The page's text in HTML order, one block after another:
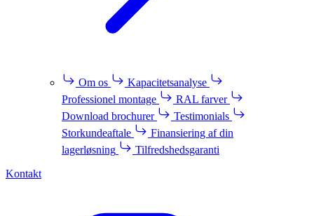
Om os
Kapacitetsanalyse
Professionel montage
RAL farver
Download brochurer
Testimonials
Storkundeaftale
Finansiering af din
lagerløsning
Tilfredshedsgaranti
Kontakt